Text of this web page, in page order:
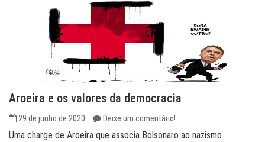
Aroeira e os valores da democracia
29 de junho de 2020 Deixe um comentário!
Uma charge de Aroeira que associa Bolsonaro ao nazismo